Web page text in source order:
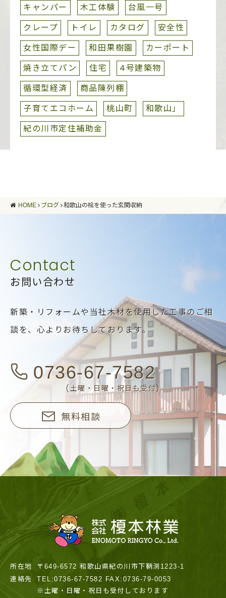
キャンパー
木工体験
台風一号
クレープ
トイレ カタログ
安全性
女性国際デー
和田果樹園
カーポート
焼き立てパン
住宅
4号建築物
循環型経済
商品陳列棚
子育てエコホーム
桃山町
和歌山」
紀の川市定住補助金
HOME ブログ 和歌山の桧を使った玄関収納
お問い合わせ
新築・リフォームや当社木材を使用した工事のご相
談を、 心よりお待ちしております。
0736-67-7582
(土曜・日曜・祝日も受付)
無料相談
所在地
〒649-6572 和歌山県紀の川市下鞆渕1223-1
連絡先
TEL:0736-67-7582 FAX:0736-79-0053
※土曜・日曜・祝日も受付しております